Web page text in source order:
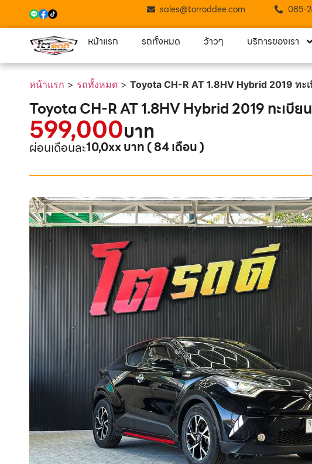
sales@torroddee.com 085-
หน้าแรก รถทั้งหมด ว้าวๆ บริการของเรา
หน้าแรก > รถทั้งหมด > Toyota CH-R AT 1.8HV Hybrid 2019 ทะ
Toyota CH-R AT 1.8HV Hybrid 2019 ทะเบีย
599,000บาท
ผ่อนเดือนละ10,0xx บาท ( 84 เดือน )